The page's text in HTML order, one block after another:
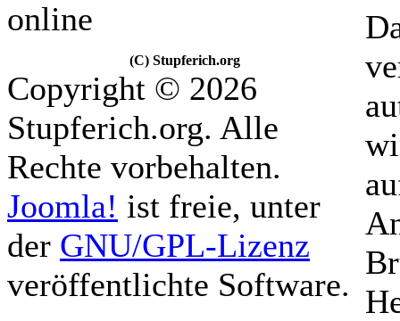
online
(C) Stupferich.org
Copyright © 2026
Stupferich.org. Alle
Rechte vorbehalten.
Joomla! ist freie, unter
der GNU/GPL-Lizenz
veröffentlichte Software.